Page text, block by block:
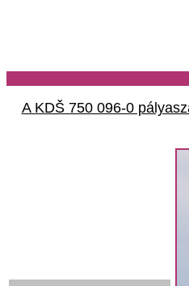
A KDŠ 750 096-0